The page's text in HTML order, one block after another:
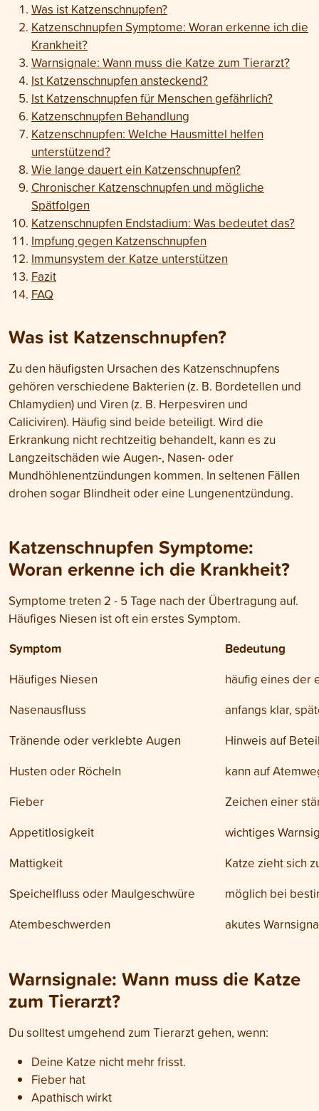
Was ist Katzenschnupfen?
Katzenschnupfen Symptome: Woran erkenne ich die
Krankheit?
Warnsignale: Wann muss die Katze zum Tierarzt?
Ist Katzenschnupfen ansteckend?
Ist Katzenschnupfen für Menschen gefährlich?
Katzenschnupfen Behandlung
Katzenschnupfen: Welche Hausmittel helfen
unterstützend?
Wie lange dauert ein Katzenschnupfen?
Chronischer Katzenschnupfen und mögliche
Spätfolgen
Katzenschnupfen Endstadium: Was bedeutet das?
Impfung gegen Katzenschnupfen
Immunsystem der Katze unterstützen
Fazit
FAQ
Was ist Katzenschnupfen?
Zu den häufigsten Ursachen des Katzenschnupfens
gehören verschiedene Bakterien (z. B. Bordetellen und
Chlamydien) und Viren (z. B. Herpesviren und
Caliciviren). Häufig sind beide beteiligt. Wird die
Erkrankung nicht rechtzeitig behandelt, kann es zu
Langzeitschäden wie Augen-, Nasen- oder
Mundhöhlenentzündungen kommen. In seltenen Fällen
drohen sogar Blindheit oder eine Lungenentzündung.
Katzenschnupfen Symptome:
Woran erkenne ich die Krankheit?
Symptome treten 2 - 5 Tage nach der Übertragung auf.
Häufiges Niesen ist oft ein erstes Symptom.
Symptom Bedeutung
Häufiges Niesen
häufig eines der
Nasenausfluss
anfangs klar,
Tränende oder verklebte Augen
Hinweis auf
Husten oder Röcheln
kann auf
Fieber
Zeichen einer
Appetitlosigkeit
wichtiges
Mattigkeit
Katze zieht sich
Speichelfluss oder Maulgeschwüre
möglich bei
Atembeschwerden
akutes
Warnsignale: Wann muss die Katze
zum Tierarzt?
Du solltest umgehend zum Tierarzt gehen, wenn:
Deine Katze nicht mehr frisst.
Fieber hat
Apathisch wirkt